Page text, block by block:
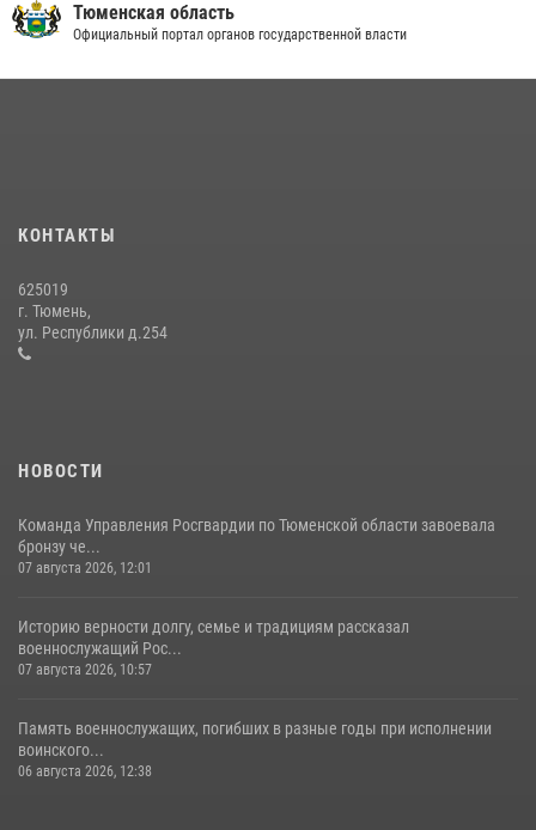
03 августа 2026, 07:23 1
Сотрудники тюменского СОБР "Сова" отработали навыки
десантирования на Урале
16 июля 2026, 10:42
Тюменская область
Официальный портал органов государственной власти
КОНТАКТЫ
625019
г. Тюмень,
ул. Республики д.254
НОВОСТИ
Команда Управления Росгвардии по Тюменской области завоевала
бронзу че...
07 августа 2026, 12:01
Историю верности долгу, семье и традициям рассказал
военнослужащий Рос...
07 августа 2026, 10:57
Память военнослужащих, погибших в разные годы при исполнении
воинского...
06 августа 2026, 12:38